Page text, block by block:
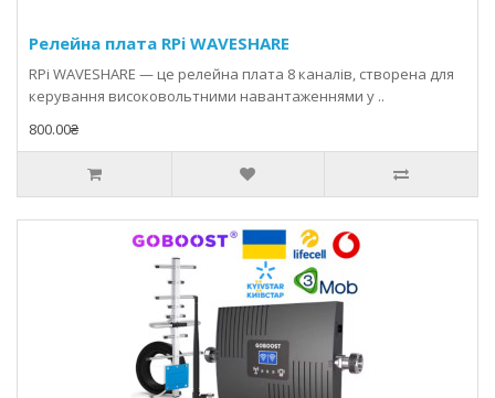
Релейна плата RPi WAVESHARE
RPi WAVESHARE — це релейна плата 8 каналів, створена для
керування високовольтними навантаженнями у ..
800.00₴